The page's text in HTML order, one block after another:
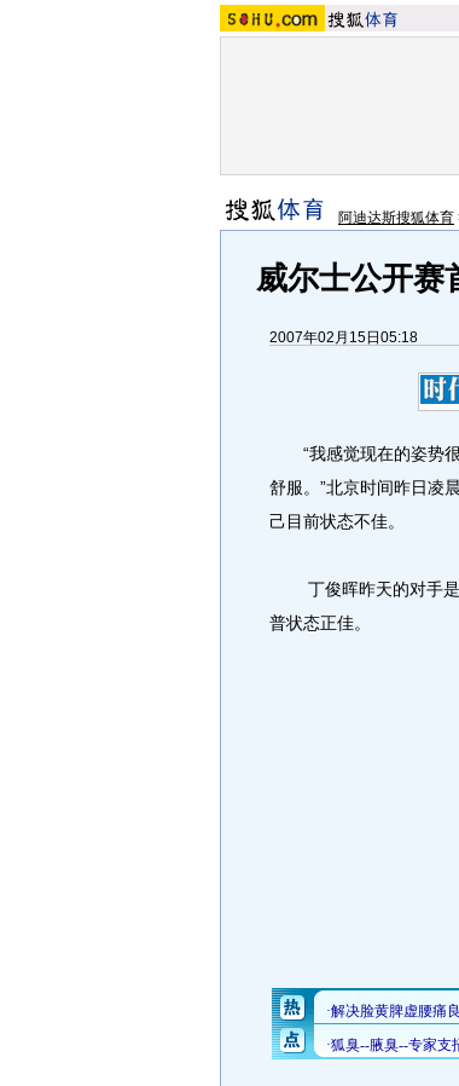
阿迪达斯搜狐体育
威尔士公开赛
2007年02月15日05:18
“我感觉现在的姿势很
舒服。”北京时间昨日凌
己目前状态不佳。
丁俊晖昨天的对手是
普状态正佳。